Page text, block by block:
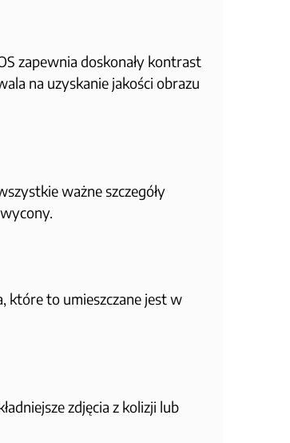
zapewnia doskonały kontrast
na uzyskanie jakości obrazu
ważne szczegóły
które to umieszczane jest w
zdjęcia z kolizji lub